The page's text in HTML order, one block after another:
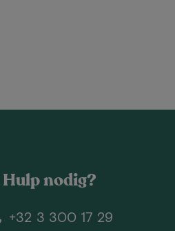
Hulp nodig?
+32 3 300 17 29